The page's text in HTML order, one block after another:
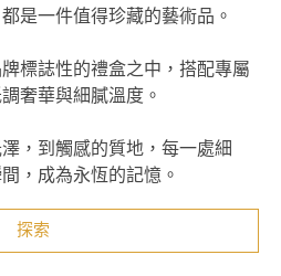
是一件值得珍藏的藝術品。
標誌性的禮盒之中，搭配專屬
奢華與細膩溫度。
，到觸感的質地，每一處細
，成為永恆的記憶。
探索